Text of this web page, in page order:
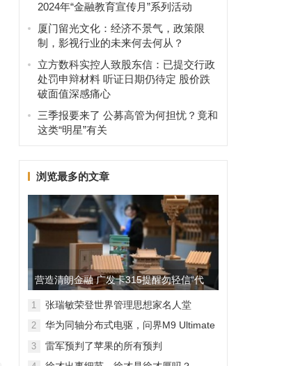
2024年“金融教育宣传月”系列活动
厦门留光文化：经济不景气，政策限
制，影视行业的未来何去何从？
立方数科实控人致股东信：已提交行政
处罚申辩材料 听证日期仍待定 股价跌
破面值深感痛心
三季报要来了 公募高管为何担忧？竟和
这类“明星”有关
浏览最多的文章
营造清朗金融 广发卡315提醒勿轻信“代
理维权”
1 张瑞敏荣登世界管理思想家名人堂
2
华为同轴分布式电驱，问界M9 Ultimate
背后的“车轮思想者”
3 雷军预判了苹果的所有预判